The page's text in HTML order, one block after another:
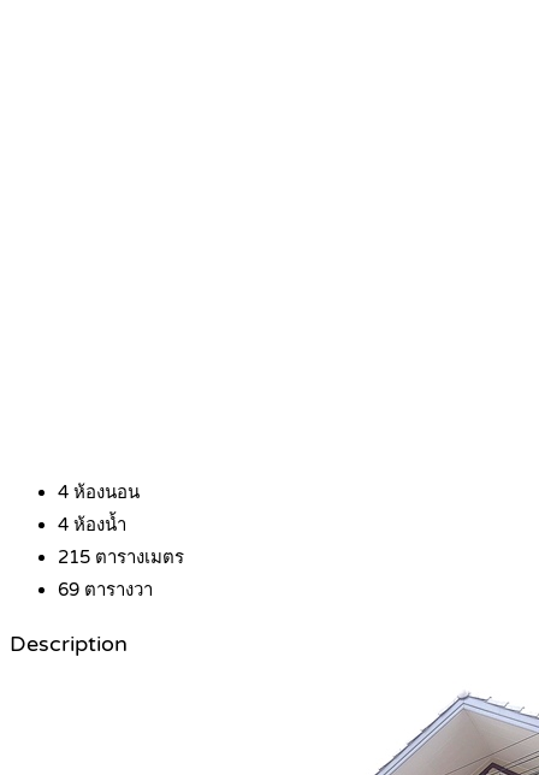
4 ห้องนอน
4 ห้องน้ำ
215 ตารางเมตร
69 ตารางวา
Description